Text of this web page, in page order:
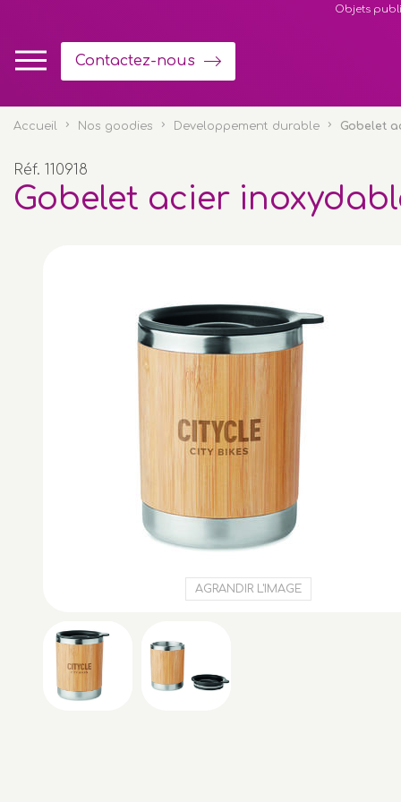
Objets
Contactez-nous
Accueil Nos goodies Developpement durable Gobelet
Réf. 110918
Gobelet acier
AGRANDIR L'IMAGE